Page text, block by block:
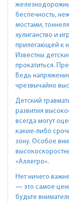
беспечность,
мостами,
хулиганство и
прилегающей к
Известны
прокатиться.
Ведь
чрезвычайно
Детский
развития
всегда могут
какие-либо
зону. Особое
«Аллегро».
Нет ничего
— это самое
будьте